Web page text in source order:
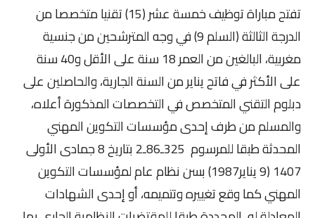
تفتح مباراة توظيف خمسة عشر (15) تقنيا متخصصا من
الدرجة الثالثة (السلم 9) في وجه المترشحين من جنسية
مغربية، البالغين من العمر 18 سنة على الأقل و40 سنة
على الأكثر في فاتح يناير من السنة الجارية، والحاصلين على
دبلوم التقني المتخصص في التخصصات المذكورة أعلاه،
والمسلم من طرف إحدى مؤسسات التكوين المهني
المحدثة طبقا للمرسوم 325ـ86ـ2 بتاريخ 8 جمادى الأولى
1407 (9 يناير1987) بسن نظام عام لمؤسسات التكوين
المهني كما وقع تغييره وتتميمه، أو إحدى الشهادات